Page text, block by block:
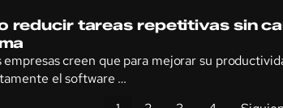
reducir tareas repetitivas sin
empresas creen que para mejorar su
el software …